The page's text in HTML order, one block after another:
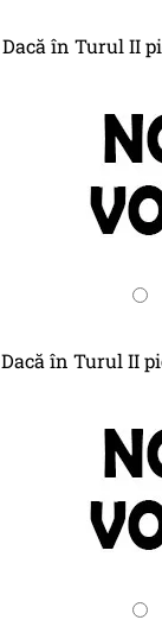
Dacă în Turul II
Dacă în Turul II